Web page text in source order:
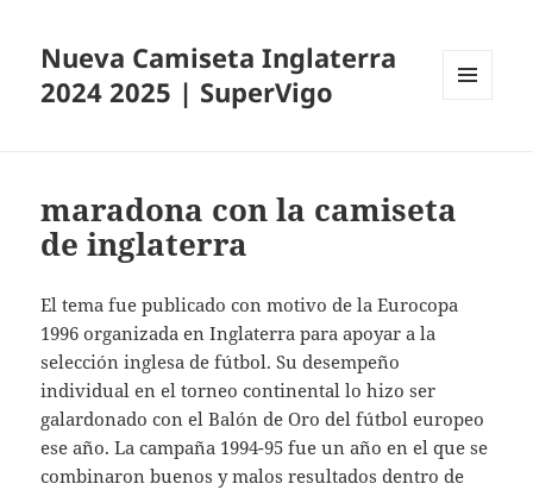
Nueva Camiseta Inglaterra
2024 2025 | SuperVigo
maradona con la camiseta
de inglaterra
El tema fue publicado con motivo de la Eurocopa
1996 organizada en Inglaterra para apoyar a la
selección inglesa de fútbol. Su desempeño
individual en el torneo continental lo hizo ser
galardonado con el Balón de Oro del fútbol europeo
ese año. La campaña 1994-95 fue un año en el que se
combinaron buenos y malos resultados dentro de